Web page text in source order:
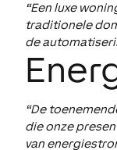
“Een luxe
traditionele
de
“De
die onze
van